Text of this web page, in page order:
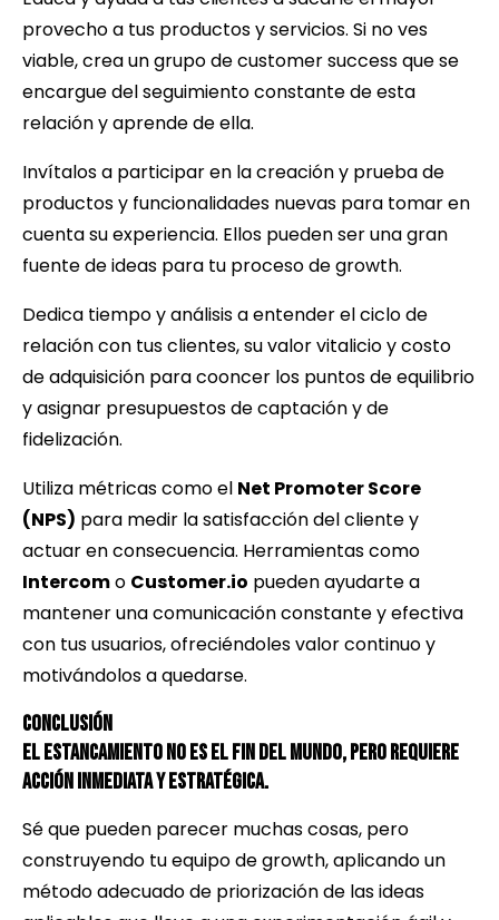
provecho a tus productos y servicios. Si no ves
viable, crea un grupo de customer success que se
encargue del seguimiento constante de esta
relación y aprende de ella.
Invítalos a participar en la creación y prueba de
productos y funcionalidades nuevas para tomar en
cuenta su experiencia. Ellos pueden ser una gran
fuente de ideas para tu proceso de growth.
Dedica tiempo y análisis a entender el ciclo de
relación con tus clientes, su valor vitalicio y costo
de adquisición para cooncer los puntos de equilibrio
y asignar presupuestos de captación y de
fidelización.
Utiliza métricas como el Net Promoter Score
(NPS) para medir la satisfacción del cliente y
actuar en consecuencia. Herramientas como
Intercomo Customer.io pueden ayudarte a
mantener una comunicación constante y efectiva
con tus usuarios, ofreciéndoles valor continuo y
motivándolos a quedarse.
Conclusión
El estancamiento no es el fin del mundo, pero requiere
acción inmediata y estratégica.
Sé que pueden parecer muchas cosas, pero
construyendo tu equipo de growth, aplicando un
método adecuado de priorización de las ideas